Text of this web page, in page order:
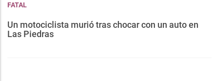
FATAL
Un motociclista murió tras chocar con un auto en
Las Piedras